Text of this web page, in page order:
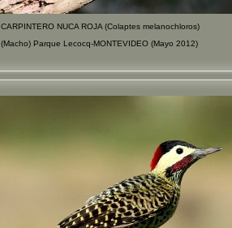
CARPINTERO NUCA ROJA (Colaptes melanochloros)
(Macho) Parque Lecocq-MONTEVIDEO (Mayo 2012)